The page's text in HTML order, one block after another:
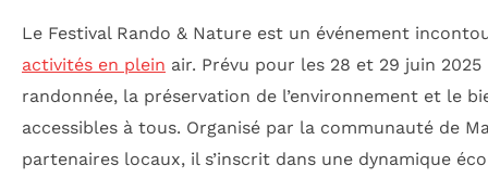
Le Festival Rando & Nature est un événement
activités en plein air. Prévu pour les 28 et 29 juin
randonnée, la préservation de l’environnement et le
accessibles à tous. Organisé par la communauté de
partenaires locaux, il s’inscrit dans une dynamique